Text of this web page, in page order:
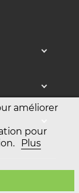
améliorer
pour
Plus